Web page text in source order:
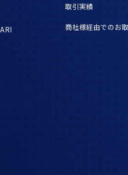
取引実績
商社様経由でのお